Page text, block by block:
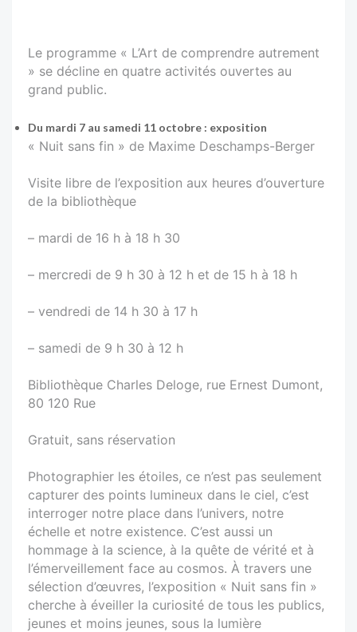
Le programme « L’Art de comprendre autrement
» se décline en quatre activités ouvertes au
grand public.
Du mardi 7 au samedi 11 octobre : exposition
« Nuit sans fin » de Maxime Deschamps-Berger
Visite libre de l’exposition aux heures d’ouverture
de la bibliothèque
– mardi de 16 h à 18 h 30
– mercredi de 9 h 30 à 12 h et de 15 h à 18 h
– vendredi de 14 h 30 à 17 h
– samedi de 9 h 30 à 12 h
Bibliothèque Charles Deloge, rue Ernest Dumont,
80 120 Rue
Gratuit, sans réservation
Photographier les étoiles, ce n’est pas seulement
capturer des points lumineux dans le ciel, c’est
interroger notre place dans l’univers, notre
échelle et notre existence. C’est aussi un
hommage à la science, à la quête de vérité et à
l’émerveillement face au cosmos. À travers une
sélection d’œuvres, l’exposition « Nuit sans fin »
cherche à éveiller la curiosité de tous les publics,
jeunes et moins jeunes, sous la lumière